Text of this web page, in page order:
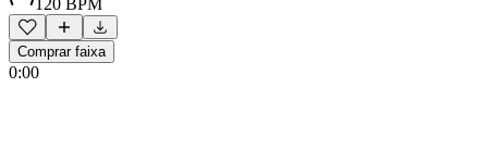
Comprar faixa
0:00